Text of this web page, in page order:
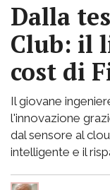
Dalla
Club: il
cost di
Il giovane
l'innovazione
dal sensore al
intelligente e il